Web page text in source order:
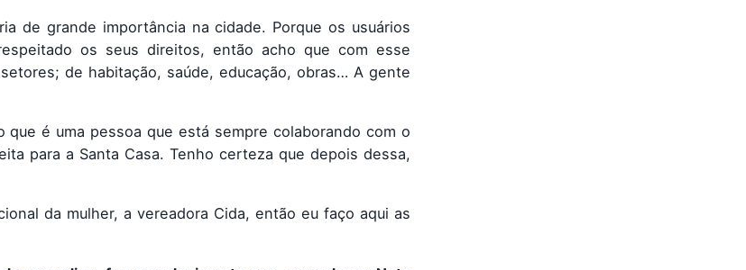
de grande importância na cidade. Porque os usuários
os seus direitos, então acho que com esse
de habitação, saúde, educação, obras… A gente
é uma pessoa que está sempre colaborando com o
para a Santa Casa. Tenho certeza que depois dessa,
da mulher, a vereadora Cida, então eu faço aqui as